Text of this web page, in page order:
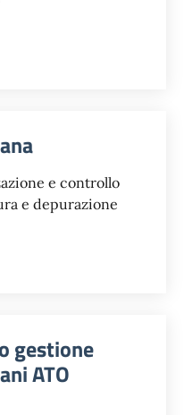
e controllo
e depurazione
gestione
ATO